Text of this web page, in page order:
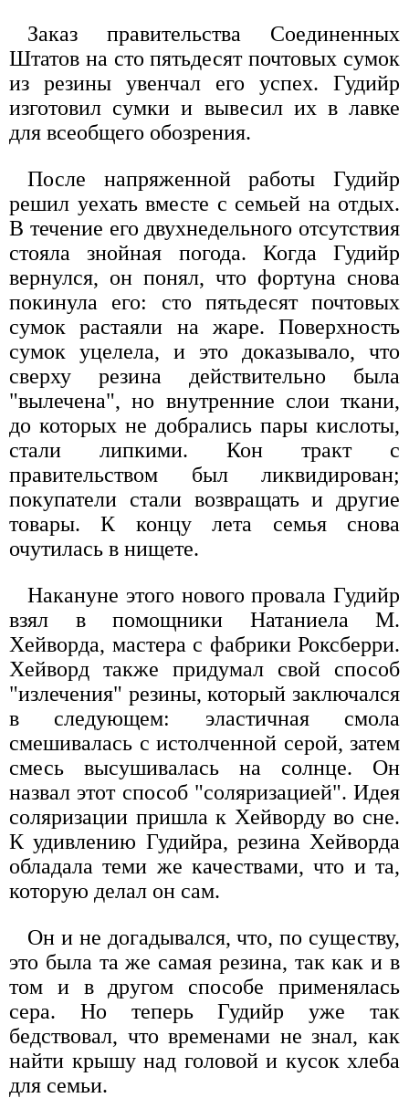
Заказ правительства Соединенных
Штатов на сто пятьдесят почтовых сумок
из резины увенчал его успех. Гудийр
изготовил сумки и вывесил их в лавке
для всеобщего обозрения.
После напряженной работы Гудийр
решил уехать вместе с семьей на отдых.
В течение его двухнедельного отсутствия
стояла знойная погода. Когда Гудийр
вернулся, он понял, что фортуна снова
покинула его: сто пятьдесят почтовых
сумок растаяли на жаре. Поверхность
сумок уцелела, и это доказывало, что
сверху резина действительно была
"вылечена", но внутренние слои ткани,
до которых не добрались пары кислоты,
стали липкими. Кон тракт с
правительством был ликвидирован;
покупатели стали возвращать и другие
товары. К концу лета семья снова
очутилась в нищете.
Накануне этого нового провала Гудийр
взял в помощники Натаниела М.
Хейворда, мастера с фабрики Роксберри.
Хейворд также придумал свой способ
"излечения" резины, который заключался
в следующем: эластичная смола
смешивалась с истолченной серой, затем
смесь высушивалась на солнце. Он
назвал этот способ "соляризацией". Идея
соляризации пришла к Хейворду во сне.
К удивлению Гудийра, резина Хейворда
обладала теми же качествами, что и та,
которую делал он сам.
Он и не догадывался, что, по существу,
это была та же самая резина, так как и в
том и в другом способе применялась
сера. Но теперь Гудийр уже так
бедствовал, что временами не знал, как
найти крышу над головой и кусок хлеба
для семьи.